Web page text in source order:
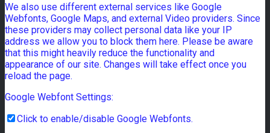
We also use different external services like Google
Webfonts, Google Maps, and external Video providers. Since
these providers may collect personal data like your IP
address we allow you to block them here. Please be aware
that this might heavily reduce the functionality and
appearance of our site. Changes will take effect once you
reload the page.
Google Webfont Settings:
Click to enable/disable Google Webfonts.